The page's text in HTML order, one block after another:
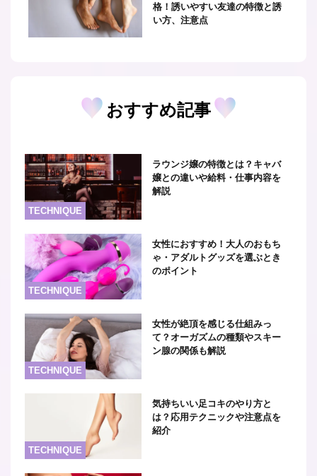
格！誘いやすい友達の特徴と誘
い方、注意点
おすすめ記事
TECHNIQUE
ラウンジ嬢の特徴とは？キャバ
嬢との違いや給料・仕事内容を
解説
TECHNIQUE
女性におすすめ！大人のおもち
ゃ・アダルトグッズを選ぶとき
のポイント
TECHNIQUE
女性が絶頂を感じる仕組みっ
て？オーガズムの種類やスキー
ン腺の関係も解説
TECHNIQUE
気持ちいい足コキのやり方と
は？応用テクニックや注意点を
紹介